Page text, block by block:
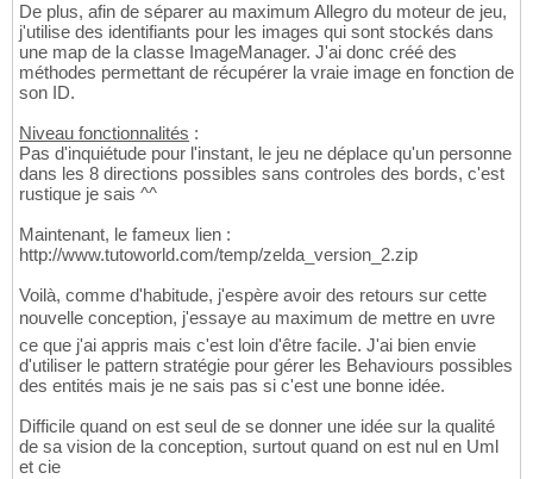
De plus, afin de séparer au maximum Allegro du moteur de jeu,
j'utilise des identifiants pour les images qui sont stockés dans
une map de la classe ImageManager. J'ai donc créé des
méthodes permettant de récupérer la vraie image en fonction de
son ID.
Niveau fonctionnalités :
Pas d'inquiétude pour l'instant, le jeu ne déplace qu'un personne
dans les 8 directions possibles sans controles des bords, c'est
rustique je sais ^^
Maintenant, le fameux lien :
http://www.tutoworld.com/temp/zelda_version_2.zip
Voilà, comme d'habitude, j'espère avoir des retours sur cette
nouvelle conception, j'essaye au maximum de mettre en uvre
ce que j'ai appris mais c'est loin d'être facile. J'ai bien envie
d'utiliser le pattern stratégie pour gérer les Behaviours possibles
des entités mais je ne sais pas si c'est une bonne idée.
Difficile quand on est seul de se donner une idée sur la qualité
de sa vision de la conception, surtout quand on est nul en Uml
et cie